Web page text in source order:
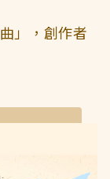
」，創作者